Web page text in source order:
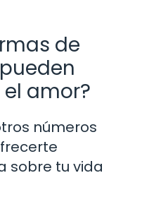
de
amor?
números
sobre tu vida